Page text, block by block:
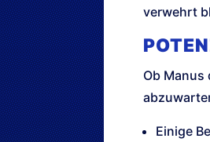
verwehrt
Ob
Einige